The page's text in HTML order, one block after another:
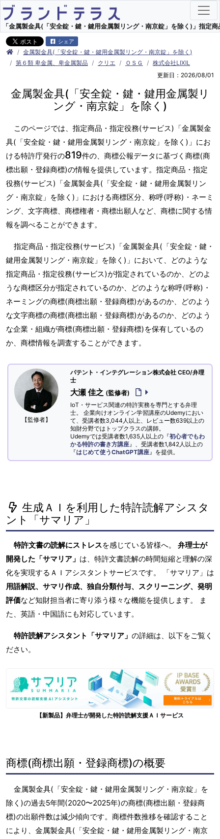
「金属製金具(「安全錠・鍵・鍵用金属製リング・南京錠」を除く)」指定
シェア
金属製金具(「安全錠・鍵・鍵用金属製リング・南京錠」を除く)
第６類 卑金属、卑金属製品
クリエ ＯＳＧ
株式会社LIXIL
更新日：2026/08/01
金属製金具(「安全錠・鍵・鍵用金属製リ
ング・南京錠」を除く)
このページでは、指定商品・指定役務(サービス)「金属製金
具(「安全錠・鍵・鍵用金属製リング・南京錠」を除く)」にお
ける特許庁発行の819件の、商標公報データに基づく商標(商
標出願・登録商標)の情報を提供しています。指定商品・指定
役務(サービス)「金属製金具(「安全錠・鍵・鍵用金属製リン
グ・南京錠」を除く)」における商標区分、称呼(呼称)・ネーミ
ング、文字商標、商標権者・商標出願人など、商標に関する情
報を調べることができます。
指定商品・指定役務(サービス)「金属製金具(「安全錠・鍵・
鍵用金属製リング・南京錠」を除く)」において、どのような
指定商品・指定役務(サービス)が指定されているのか、どのよ
うな商標区分が指定されているのか、どのような称呼(呼称)・
ネーミングの商標(商標出願・登録商標)があるのか、どのよう
な文字商標の商標(商標出願・登録商標)があるのか、どのよう
な企業・組織が商標(商標出願・登録商標)を保有しているの
か、商標情報を調査することができます。
【監修者】
パテント・インテグレーション株式会社 CEO/弁理
士
大瀬 佳之 (監修者)
IoT・サービス関連の特許実務を専門とする弁理
士。 企業向けオンライン学習講座のUdemyにおい
て、受講者数3,044人以上、レビュー数639以上の
知財分野ではトップクラスの講師。
Udemyでは受講者数1,635人以上の『初心者でもわ
かる特許の書き方講座 』、受講者数1,842人以上の
『はじめて使うChatGPT講座 』を提供。
生成ＡＩを利用した特許読解アシスタ
ント「サマリア」
特許文書の読解にストレスを感じている皆様へ。 弁理士が
開発した「サマリア」 は、特許文書読解の時間短縮と理解の深
化を実現するＡＩアシスタントサービスです。 「サマリア」は
用語解説、サマリ作成、独自分類付与、スクリーニング、発明
評価など知財担当者に寄り添う様々な機能を提供します。 ま
た、英語・中国語にも対応しています。
特許読解アシスタント「サマリア」 の詳細は、以下をご覧く
ださい。
【新製品】弁理士が開発した特許読解支援ＡＩサービス
商標(商標出願・登録商標)の概要
金属製金具(「安全錠・鍵・鍵用金属製リング・南京錠」を
除く)の過去5年間(2020〜2025年)の商標(商標出願・登録商
標)の出願件数は減少傾向です。商標件数推移を確認すること
により、金属製金具(「安全錠・鍵・鍵用金属製リング・南京